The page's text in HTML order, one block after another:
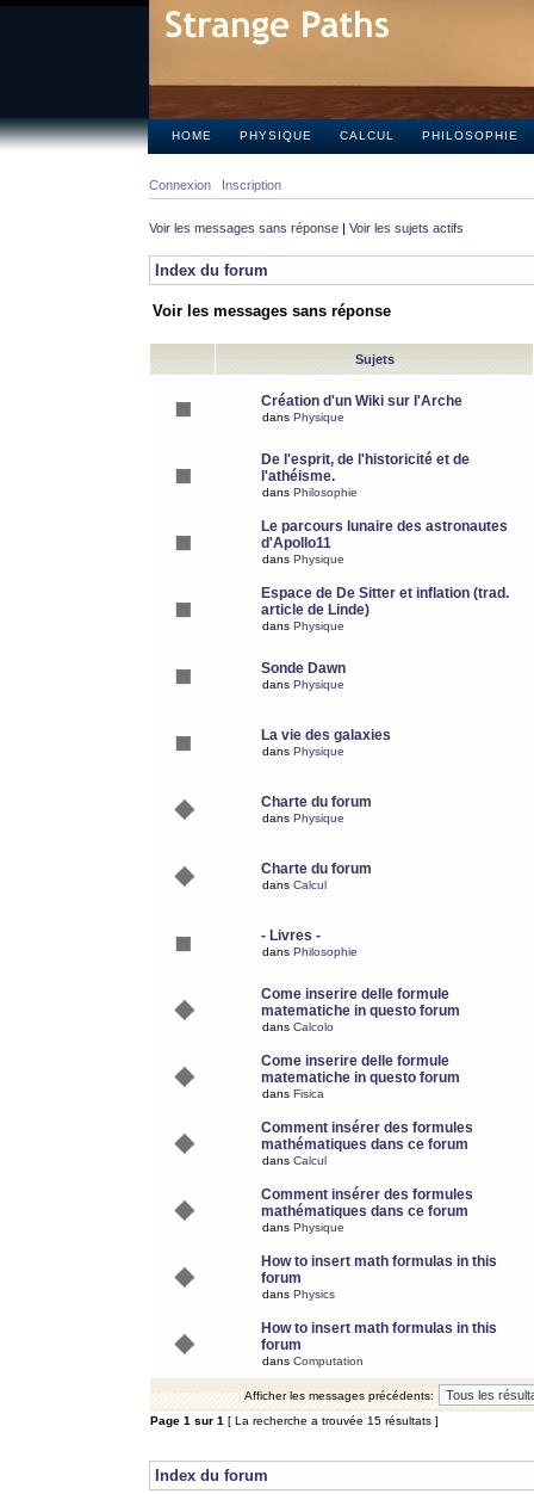
HOME PHYSIQUE CALCUL PHILOSOPHIE
Connexion Inscription
Voir les messages sans réponse | Voir les sujets actifs
Index du forum
Voir les messages sans réponse
Sujets
Création d'un Wiki sur l'Arche
dans Physique
De l'esprit, de l'historicité et de
l'athéisme.
dans Philosophie
Le parcours lunaire des astronautes
d'Apollo11
dans Physique
Espace de De Sitter et inflation (trad.
article de Linde)
dans Physique
Sonde Dawn
dans Physique
La vie des galaxies
dans Physique
Charte du forum
dans Physique
Charte du forum
dans Calcul
- Livres -
dans Philosophie
Come inserire delle formule
matematiche in questo forum
dans Calcolo
Come inserire delle formule
matematiche in questo forum
dans Fisica
Comment insérer des formules
mathématiques dans ce forum
dans Calcul
Comment insérer des formules
mathématiques dans ce forum
dans Physique
How to insert math formulas in this
forum
dans Physics
How to insert math formulas in this
forum
dans Computation
Afficher les messages précédents:
Page 1 sur 1 [ La recherche a trouvée 15 résultats ]
Index du forum